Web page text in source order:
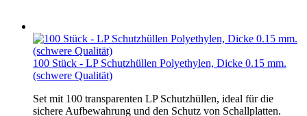
100 Stück - LP Schutzhüllen Polyethylen, Dicke 0.15 mm.
(schwere Qualität)
Set mit 100 transparenten LP Schutzhüllen, ideal für die
sichere Aufbewahrung und den Schutz von Schallplatten.